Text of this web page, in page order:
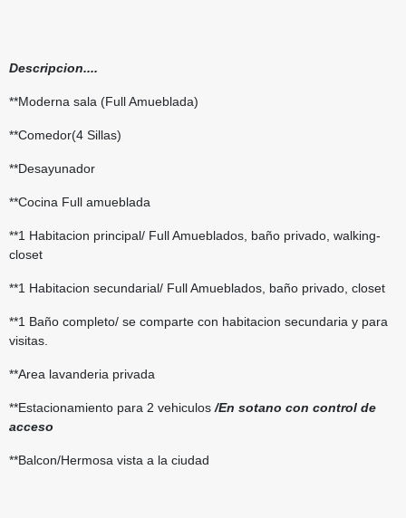
Descripcion....
**Moderna sala (Full Amueblada)
**Comedor(4 Sillas)
**Desayunador
**Cocina Full amueblada
**1 Habitacion principal/ Full Amueblados, baño privado, walking-
closet
**1 Habitacion secundarial/ Full Amueblados, baño privado, closet
**1 Baño completo/ se comparte con habitacion secundaria y para
visitas.
**Area lavanderia privada
**Estacionamiento para 2 vehiculos /En sotano con control de
acceso
**Balcon/Hermosa vista a la ciudad